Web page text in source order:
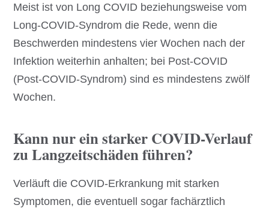
Meist ist von Long COVID beziehungsweise vom
Long-COVID-Syndrom die Rede, wenn die
Beschwerden mindestens vier Wochen nach der
Infektion weiterhin anhalten; bei Post-COVID
(Post-COVID-Syndrom) sind es mindestens zwölf
Wochen.
Kann nur ein starker COVID-Verlauf
zu Langzeitschäden führen?
Verläuft die COVID-Erkrankung mit starken
Symptomen, die eventuell sogar fachärztlich